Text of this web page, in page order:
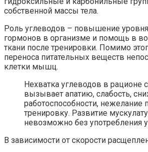
собственной массы тела.
Роль углеводов – повышение
гормонов в организме и помощь в
ткани после тренировки. Помимо
переноса питательных веществ
клетки мышц.
Нехватка углеводов в рационе
вызывает апатию, слабость,
работоспособности, нежелание
тренировку. Развитие
невозможно без употребления
В зависимости от скорости